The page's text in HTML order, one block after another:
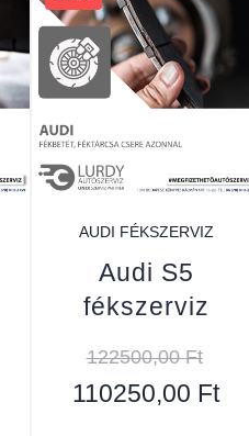
AUDI FÉKSZERVIZ
Audi S5
fékszerviz
122500,00Ft
110250,00 Ft